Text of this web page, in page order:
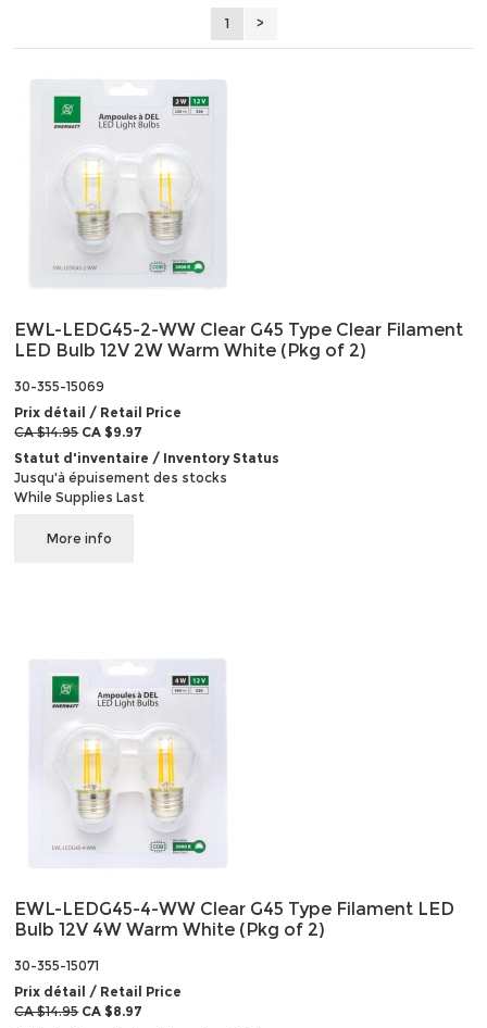
1 >
EWL-LEDG45-2-WW Clear G45 Type Clear Filament
LED Bulb 12V 2W Warm White (Pkg of 2)
30-355-15069
Prix détail / Retail Price
CA $14.95CA $9.97
Statut d'inventaire / Inventory Status
Jusqu'à épuisement des stocks
While Supplies Last
More info
EWL-LEDG45-4-WW Clear G45 Type Filament LED
Bulb 12V 4W Warm White (Pkg of 2)
30-355-15071
Prix détail / Retail Price
CA $14.95CA $8.97